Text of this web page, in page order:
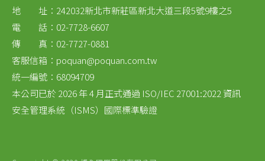
地 址：242032新北市新莊區新北大道三段5號9樓之5
電 話：02-7728-6607
傳 真：02-7727-0881
客服信箱： poquan@poquan.com.tw
統一編號：68094709
本公司已於 2026 年 4 月正式通過 ISO/IEC 27001:2022 資訊
安全管理系統（ISMS）國際標準驗證